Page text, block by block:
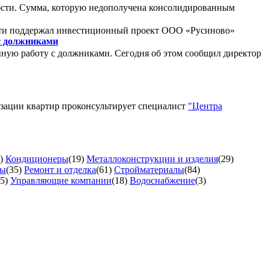
Сумма, которую недополучена консолидированным
поддержал инвестиционный проект ООО «Русиново»
должниками
работу с должниками. Сегодня об этом сообщил директор
квартир проконсультирует специалист "Центра
Кондиционеры(19) Металлоконструкции и изделия(29)
(35) Ремонт и отделка(61) Стройматериалы(84)
Управляющие компании(18) Водоснабжение(3)